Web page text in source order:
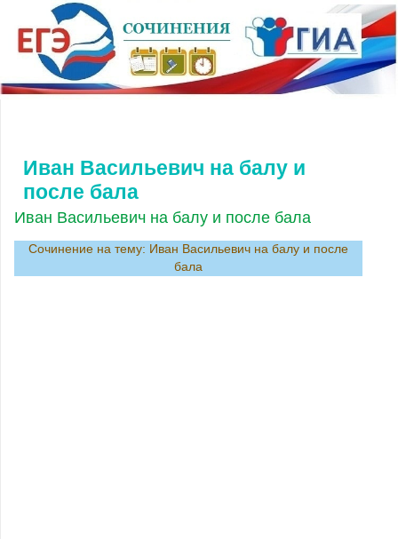
Иван Васильевич на балу и
после бала
Иван Васильевич на балу и после бала
Сочинение на тему: Иван Васильевич на балу и после
бала